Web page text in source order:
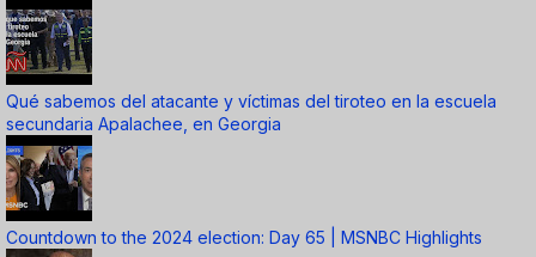
Qué sabemos del atacante y víctimas del tiroteo en la escuela
secundaria Apalachee, en Georgia
Countdown to the 2024 election: Day 65 | MSNBC Highlights